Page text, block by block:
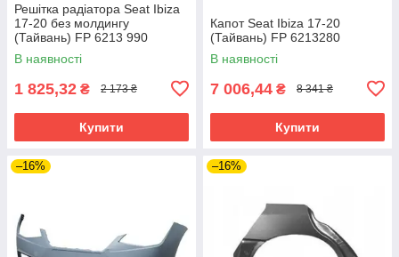
Решітка радіатора Seat Ibiza
17-20 без молдингу
(Тайвань) FP 6213 990
В наявності
1 825,32 ₴ 2 173 ₴
Купити
Капот Seat Ibiza 17-20
(Тайвань) FP 6213280
В наявності
7 006,44 ₴ 8 341 ₴
Купити
–16% –16%